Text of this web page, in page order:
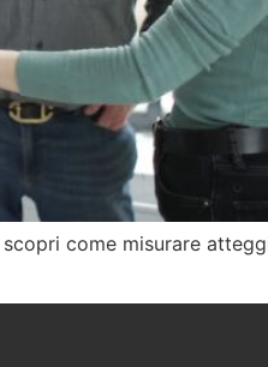
come misurare